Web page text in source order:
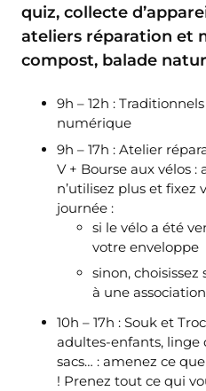
quiz, collecte
ateliers réparation et
compost, balade
9h – 12h :
numérique
9h – 17h : Atelier
V + Bourse aux vélos :
n’utilisez plus et fixez
journée :
si le vélo a été
votre enveloppe
sinon,
à une
10h – 17h : Souk et
adultes-enfants, linge
sacs… : amenez ce
! Prenez tout ce qui